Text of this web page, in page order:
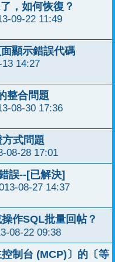
，如何恢復？
09-22 11:49
顯示錯誤代碼
14:27
整合問題
08-30 17:36
式問題
08-28 17:01
誤--[已解決]
08-27 14:37
作SQL批量回帖？
08-22 09:38
制台 (MCP)〕的〔等